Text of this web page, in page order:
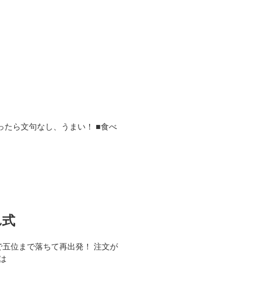
たら文句なし、うまい！ ■食べ
位まで落ちて再出発！ 注文が